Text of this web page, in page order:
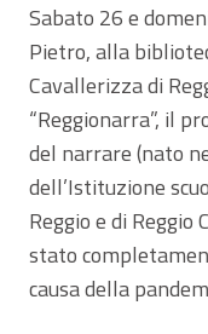
Sabato 26 e
Pietro, alla
Cavallerizza di
“Reggionarra”, il
del narrare (nato
dell’Istituzione
Reggio e di Reggio
stato
causa della